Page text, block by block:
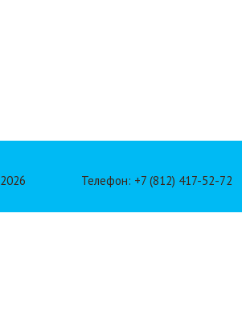
2026 Телефон: +7 (812) 417-52-72